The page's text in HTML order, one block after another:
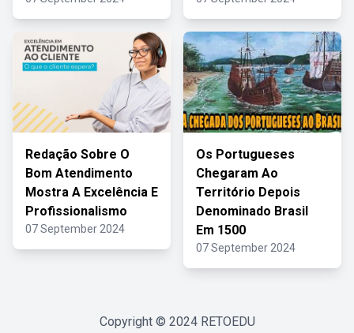
Redação Sobre O
Bom Atendimento
Mostra A Excelência E
Profissionalismo
07 September 2024
Os Portugueses
Chegaram Ao
Território Depois
Denominado Brasil
Em 1500
07 September 2024
Copyright © 2024 RETOEDU